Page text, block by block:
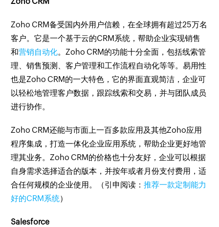
Zoho CRM备受国内外用户信赖，在全球拥有超过25万名
客户。它是一个基于云的CRM系统，帮助企业实现销售
和营销自动化。Zoho CRM的功能十分全面，包括线索管
理、销售预测、客户管理和工作流程自动化等等。易用性
也是Zoho CRM的一大特色，它的界面直观简洁，企业可
以轻松地管理客户数据，跟踪线索和交易，并与团队成员
进行协作。
Zoho CRM还能与市面上一百多款应用及其他Zoho应用
程序集成，打造一体化企业应用系统，帮助企业更好地管
理其业务。Zoho CRM的价格也十分友好，企业可以根据
自身需求选择适合的版本，并按年或者月份支付费用，适
合任何规模的企业使用。（引申阅读：推荐一款定制能力
好的CRM系统）
Salesforce